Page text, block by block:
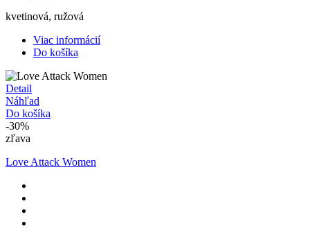
kvetinová, ružová
Viac informácií
Do košíka
Detail
Náhľad
Do košíka
-30%
zľava
Love Attack Women